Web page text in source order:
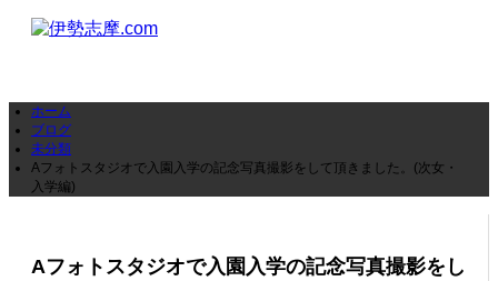
ホーム
ブログ
未分類
Aフォトスタジオで入園入学の記念写真撮影をして頂きました。(次女・
入学編)
Aフォトスタジオで入園入学の記念写真撮影をし